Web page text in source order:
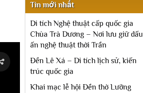
Tin mới nhất
Di tích Nghệ thuật cấp quốc gia
Chùa Trà Dương – Nơi lưu giữ dấu
ấn nghệ thuật thời Trần
Đền Lê Xá – Di tích lịch sử, kiến
trúc quốc gia
Khai mạc lễ hội Đền thờ Lưỡng